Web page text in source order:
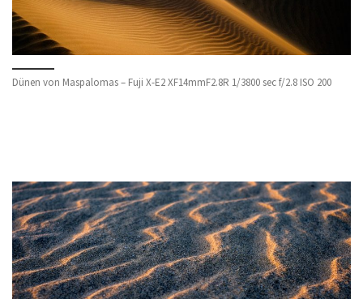
Dünen von Maspalomas – Fuji X-E2 XF14mmF2.8R 1/3800 sec f/2.8 ISO 200